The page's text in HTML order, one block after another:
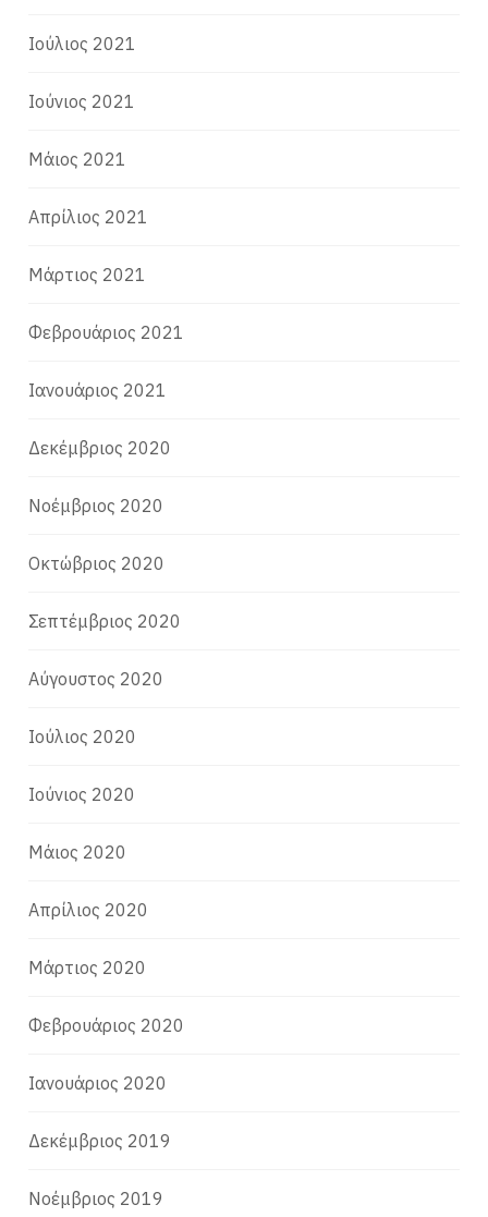
Ιούλιος 2021
Ιούνιος 2021
Μάιος 2021
Απρίλιος 2021
Μάρτιος 2021
Φεβρουάριος 2021
Ιανουάριος 2021
Δεκέμβριος 2020
Νοέμβριος 2020
Οκτώβριος 2020
Σεπτέμβριος 2020
Αύγουστος 2020
Ιούλιος 2020
Ιούνιος 2020
Μάιος 2020
Απρίλιος 2020
Μάρτιος 2020
Φεβρουάριος 2020
Ιανουάριος 2020
Δεκέμβριος 2019
Νοέμβριος 2019